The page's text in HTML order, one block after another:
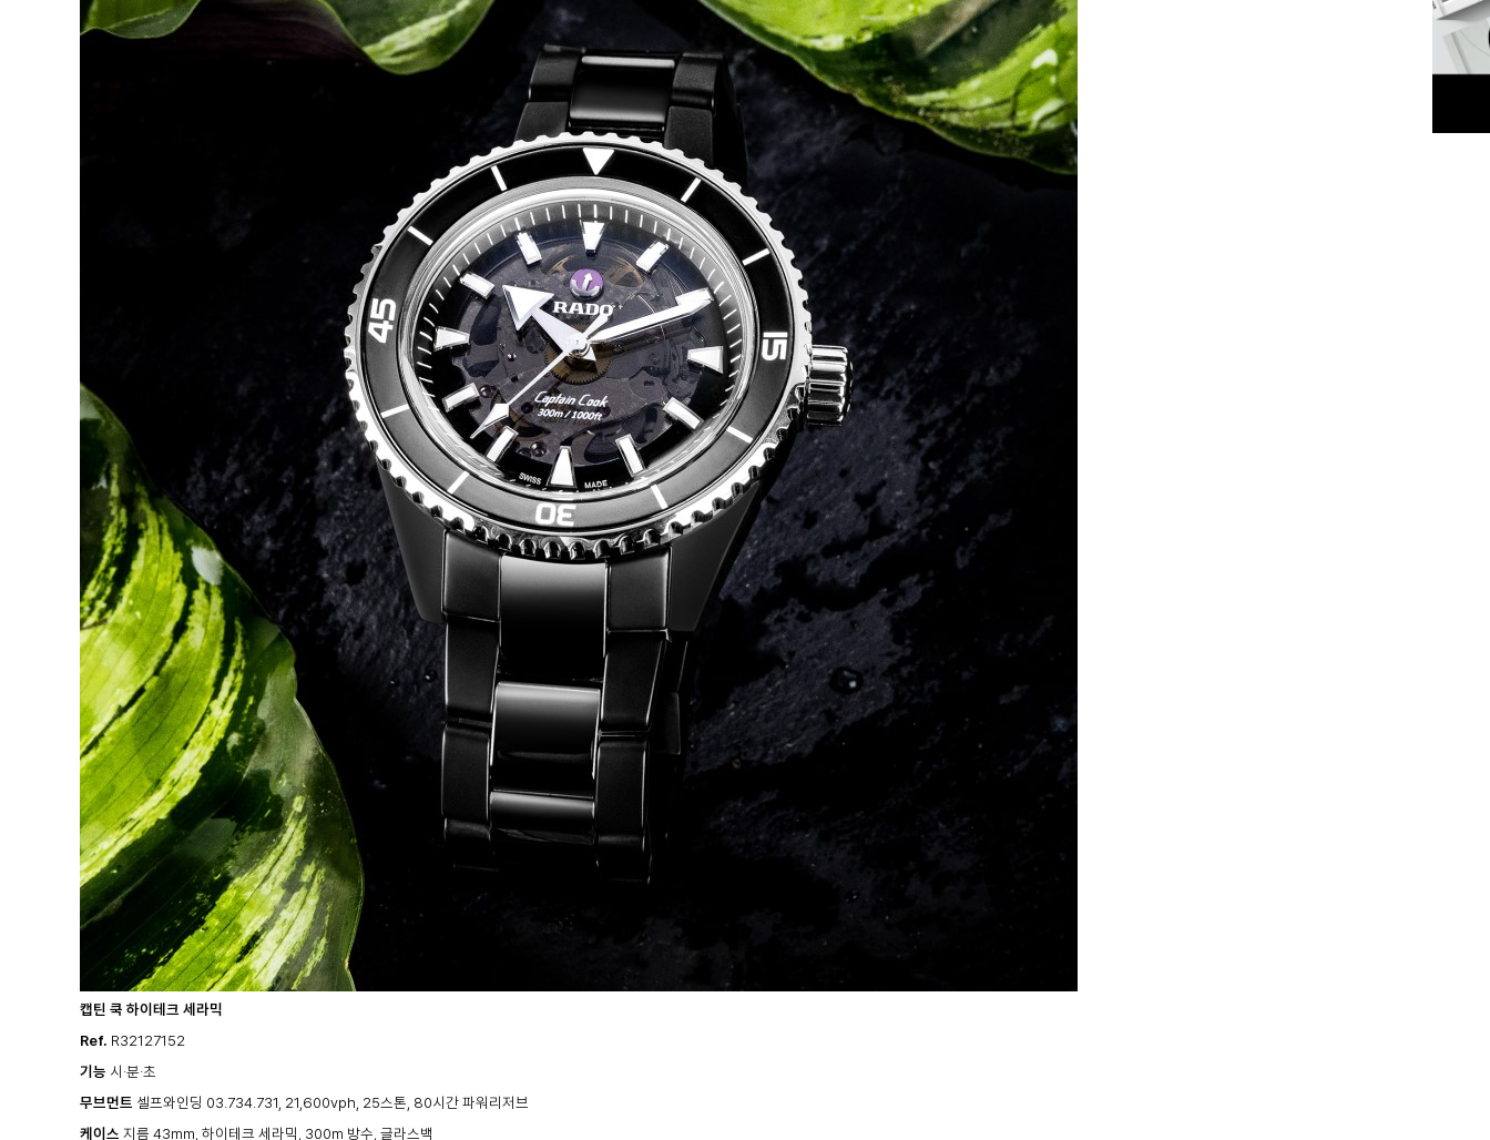
캡틴 쿡 하이테크 세라믹
Ref. R32127152
기능 시·분·초
무브먼트 셀프와인딩 03.734.731, 21,600vph, 25스톤, 80시간 파워리저브
케이스 지름 43mm, 하이테크 세라믹, 300m 방수, 글라스백